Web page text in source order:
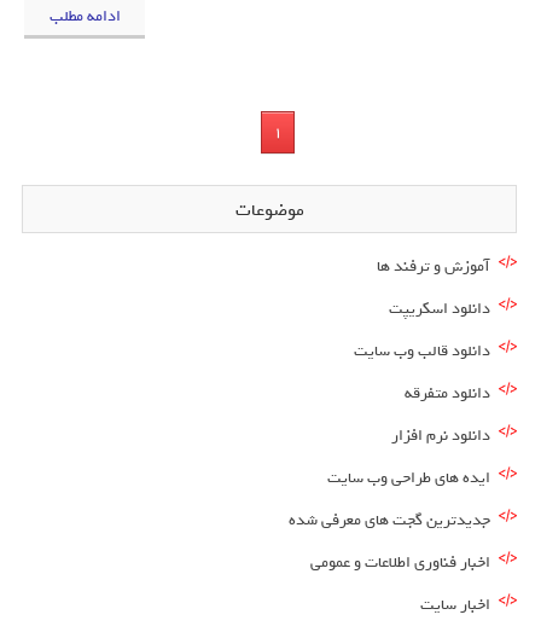
ادامه مطلب
1
موضوعات
آموزش و ترفند ها
دانلود اسکریپت
دانلود قالب وب سایت
دانلود متفرقه
دانلود نرم افزار
ایده های طراحی وب سایت
جدیدترین گجت های معرفی شده
اخبار فناوری اطلاعات و عمومی
اخبار سایت